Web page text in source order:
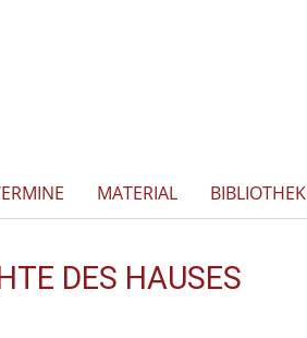
MATERIAL BIBLIOTHEK
DES HAUSES